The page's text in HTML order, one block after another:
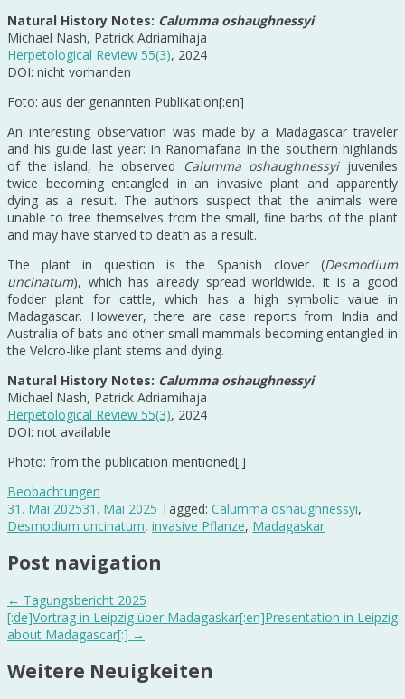
Natural History Notes: Calumma oshaughnessyi
Michael Nash, Patrick Adriamihaja
Herpetological Review 55(3), 2024
DOI: nicht vorhanden
Foto: aus der genannten Publikation[:en]
An interesting observation was made by a Madagascar traveler
and his guide last year: in Ranomafana in the southern highlands
of the island, he observed
Calumma oshaughnessyijuveniles
twice becoming entangled in an invasive plant and apparently
dying as a result. The authors suspect that the animals were
unable to free themselves from the small, fine barbs of the plant
and may have starved to death as a result.
The plant in question is the Spanish clover (Desmodium
uncinatum), which has already spread worldwide. It is a good
fodder plant for cattle, which has a high symbolic value in
Madagascar. However, there are case reports from India and
Australia of bats and other small mammals becoming entangled in
the Velcro-like plant stems and dying.
Natural History Notes: Calumma oshaughnessyi
Michael Nash, Patrick Adriamihaja
Herpetological Review 55(3), 2024
DOI: not available
Photo: from the publication mentioned[:]
Beobachtungen
31. Mai 202531. Mai 2025 Tagged: Calumma oshaughnessyi,
Desmodium uncinatum, invasive Pflanze, Madagaskar
Post navigation
← Tagungsbericht 2025
[:de]Vortrag in Leipzig über Madagaskar[:en]Presentation in Leipzig
about Madagascar[:] →
Weitere Neuigkeiten